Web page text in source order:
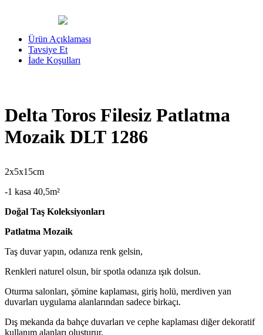
Ürün Açıklaması
Tavsiye Et
İade Koşulları
Delta Toros Filesiz Patlatma
Mozaik DLT 1286
2x5x15cm
-1 kasa 40,5m²
Doğal Taş Koleksiyonları
Patlatma Mozaik
Taş duvar yapın, odanıza renk gelsin,
Renkleri naturel olsun, bir spotla odanıza ışık dolsun.
Oturma salonları, şömine kaplaması, giriş holü, merdiven yan
duvarları uygulama alanlarından sadece birkaçı.
Dış mekanda da bahçe duvarları ve cephe kaplaması diğer dekoratif
kullanım alanları oluşturur.